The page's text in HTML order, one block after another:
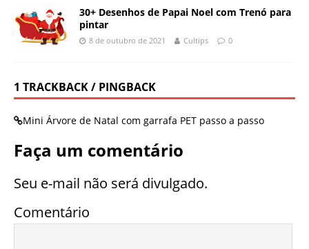
30+ Desenhos de Papai Noel com Trenó para
pintar
8 de outubro de 2021 Cultips 0
1 TRACKBACK / PINGBACK
Mini Árvore de Natal com garrafa PET passo a passo
Faça um comentário
Seu e-mail não será divulgado.
Comentário